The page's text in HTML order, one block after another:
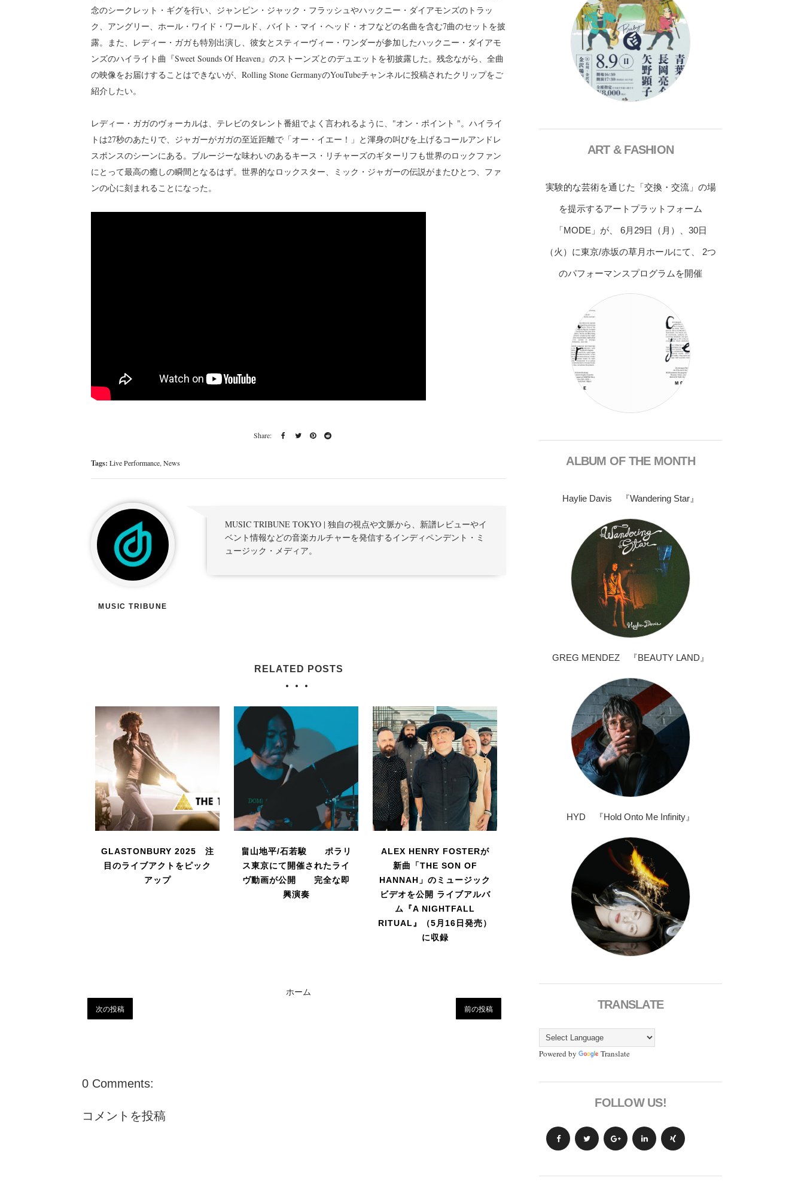
念のシークレット・ギグを行い、ジャンピン・ジャック・フラッシュやハックニー・ダイアモンズのトラッ
ク、アングリー、ホール・ワイド・ワールド、バイト・マイ・ヘッド・オフなどの名曲を含む7曲のセットを披
露。また、レディー・ガガも特別出演し、彼女とスティーヴィー・ワンダーが参加したハックニー・ダイアモ
ンズのハイライト曲『Sweet Sounds Of Heaven』のストーンズとのデュエットを初披露した。残念ながら、全曲
の映像をお届けすることはできないが、Rolling Stone GermanyのYouTubeチャンネルに投稿されたクリップをご
紹介したい。
レディー・ガガのヴォーカルは、テレビのタレント番組でよく言われるように、"オン・ポイント "。ハイライ
トは27秒のあたりで、ジャガーがガガの至近距離で「オー・イエー！」と渾身の叫びを上げるコールアンドレ
スポンスのシーンにある。ブルージーな味わいのあるキース・リチャーズのギターリフも世界のロックファン
にとって最高の癒しの瞬間となるはず。世界的なロックスター、ミック・ジャガーの伝説がまたひとつ、ファ
ンの心に刻まれることになった。
Tags: Live Performance, News
MUSIC TRIBUNE
MUSIC TRIBUNE TOKYO | 独自の視点や文脈から、新譜レビューやイ
ベント情報などの音楽カルチャーを発信するインディペンデント・ミ
ュージック・メディア。
RELATED POSTS
GLASTONBURY 2025 注
目のライブアクトをピック
アップ
畠山地平/石若駿 ポラリ
ス東京にて開催されたライ
ヴ動画が公開 完全な即
興演奏
ALEX HENRY FOSTERが
新曲「THE SON OF
HANNAH」のミュージック
ビデオを公開 ライブアルバ
ム『A NIGHTFALL
RITUAL』（5月16日発売）
に収録
次の投稿 前の投稿
ホーム
0 Comments:
コメントを投稿
ART & FASHION
実験的な芸術を通じた「交換・交流」の場
を提示するアートプラットフォーム
「MODE」が、 6月29日（月）、30日
（火）に東京/赤坂の草月ホールにて、 2つ
のパフォーマンスプログラムを開催
ALBUM OF THE MONTH
Haylie Davis 『Wandering Star』
GREG MENDEZ 『BEAUTY LAND』
HYD 『Hold Onto Me Infinity』
TRANSLATE
Powered by Translate
FOLLOW US!